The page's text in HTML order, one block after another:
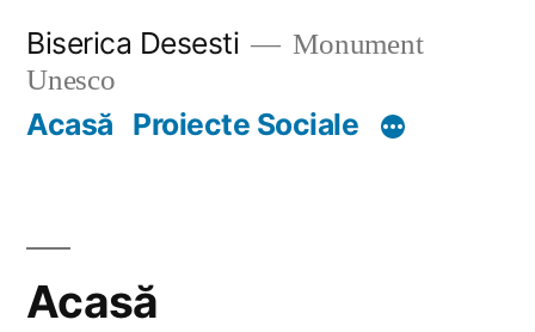
content
Biserica Desesti
Monument
Unesco
Acasă Proiecte Sociale
Acasă